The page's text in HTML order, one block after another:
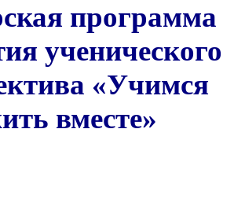
программа
ученического
«Учимся
вместе»